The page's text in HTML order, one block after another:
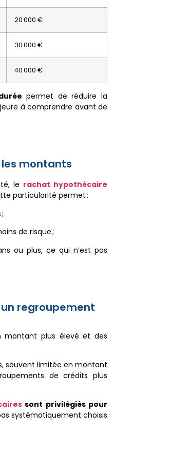
20 000 €
30 000 €
40 000 €
permet de réduire la
à comprendre avant de
les montants
le rachat hypothécaire
particularité permet :
de risque ;
ou plus, ce qui n’est pas
regroupement
montant plus élevé et des
souvent limitée en montant
de crédits plus
sont privilégiés pour
systématiquement choisis